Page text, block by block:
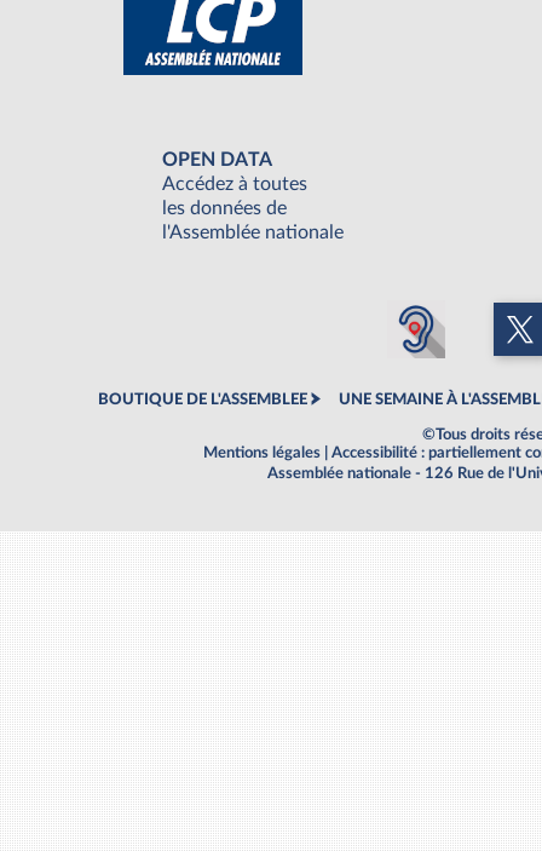
OPEN DATA
Accédez à toutes
les données de
l'Assemblée nationale
BOUTIQUE DE L'ASSEMBLEE UNE SEMAINE À
©Tous droits
Mentions légales
Accessibilité : partiellement
Assemblée nationale - 126 Rue de